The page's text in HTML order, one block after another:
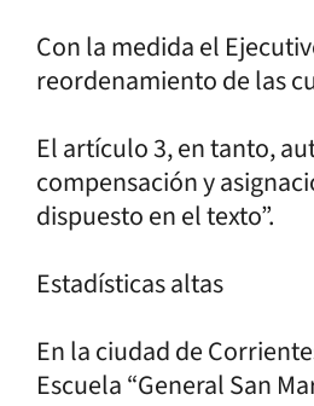
Con la medida el
reordenamiento de las
El artículo 3, en tanto,
compensación y
dispuesto en el texto”.
Estadísticas altas
En la ciudad de
Escuela “General San